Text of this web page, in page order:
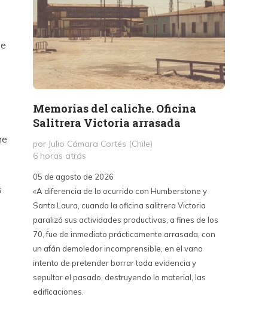
Memorias del caliche. Oficina
Salitrera Victoria arrasada
por Julio Cámara Cortés (Chile)
6 horas atrás
05 de agosto de 2026
«A diferencia de lo ocurrido con Humberstone y
Santa Laura, cuando la oficina salitrera Victoria
paralizó sus actividades productivas, a fines de los
70, fue de inmediato prácticamente arrasada, con
un afán demoledor incomprensible, en el vano
intento de pretender borrar toda evidencia y
sepultar el pasado, destruyendo lo material, las
edificaciones.